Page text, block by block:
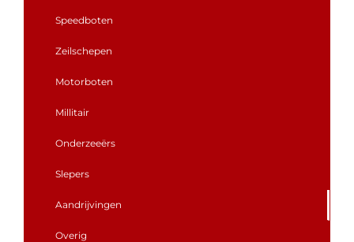
Speedboten
Zeilschepen
Motorboten
Millitair
Onderzeeërs
Slepers
Aandrijvingen
Overig